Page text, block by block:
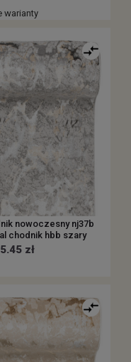
warianty
nowoczesny nj37b
chodnik hbb szary
zł